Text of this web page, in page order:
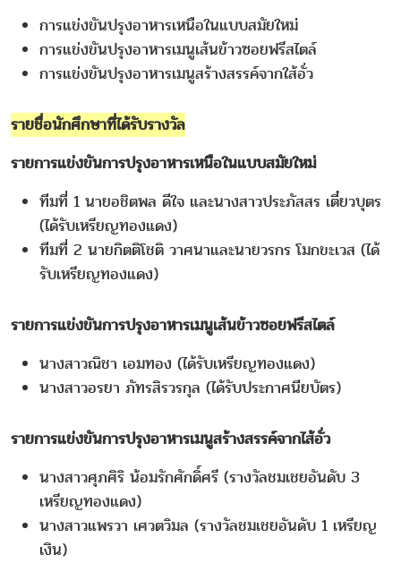
การแข่งขันปรุงอาหารเหนือในแบบสมัยใหม่
การแข่งขันปรุงอาหารเมนูเส้นข้าวซอยฟรีสไตล์
การแข่งขันปรุงอาหารเมนูสร้างสรรค์จากใส้อั่ว
รายชื่อนักศึกษาที่ได้รับรางวัล
รายการแข่งขันการปรุงอาหารเหนือในแบบสมัยใหม่
ทีมที่ 1 นายอชิตพล ดีใจ และนางสาวประภัสสร เตี๋ยวบุตร
(ได้รับเหรียญทองแดง)
ทีมที่ 2 นายกิตติโชติ วาศนาและนายวรกร โมกขะเวส (ได้
รับเหรียญทองแดง)
รายการแข่งขันการปรุงอาหารเมนูเส้นข้าวซอยฟรีสไตล์
นางสาวณิชา เอมทอง (ได้รับเหรียญทองแดง)
นางสาวอรยา ภัทรสิรวรกุล (ได้รับประกาศนียบัตร)
รายการแข่งขันการปรุงอาหารเมนูสร้างสรรค์จากไส้อั่ว
นางสาวศุภศิริ น้อมรักศักดิ์ศรี (รางวัลชมเชยอันดับ 3
เหรียญทองแดง)
นางสาวแพรวา เศวตวิมล (รางวัลชมเชยอันดับ 1 เหรียญ
เงิน)